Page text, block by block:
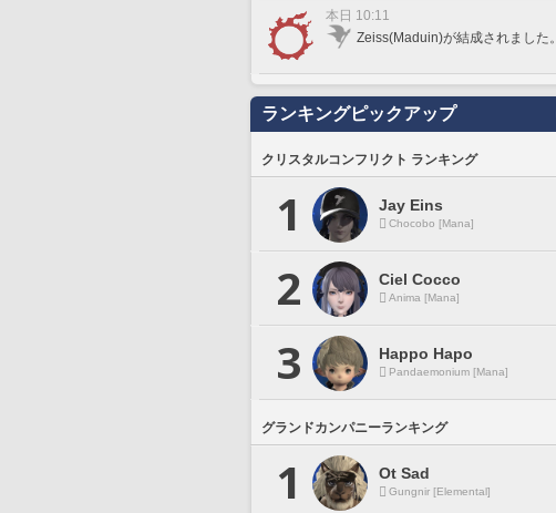
本日 10:11
Zeiss(Maduin)が結成されました。
ランキングピックアップ
クリスタルコンフリクト ランキング
1 Jay Eins
Chocobo [Mana]
2 Ciel Cocco
Anima [Mana]
3 Happo Hapo
Pandaemonium [Mana]
グランドカンパニーランキング
1 Ot Sad
Gungnir [Elemental]